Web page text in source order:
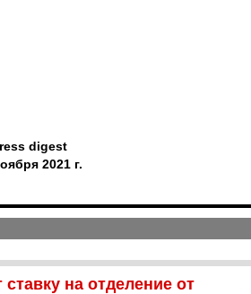
digest
2021 г.
на отделение от